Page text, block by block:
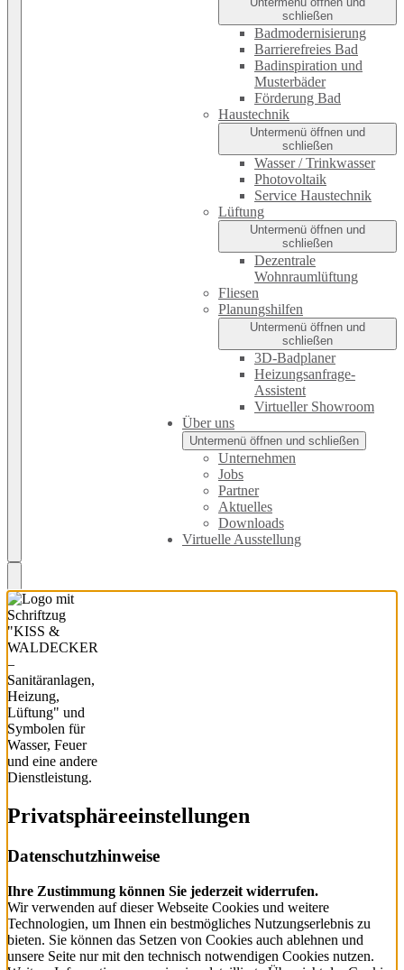
schließen
Badmodernisierung
Barrierefreies Bad
Badinspiration und
Musterbäder
Förderung Bad
Haustechnik
Untermenü öffnen und
schließen
Wasser / Trinkwasser
Photovoltaik
Service Haustechnik
Lüftung
Untermenü öffnen und
schließen
Dezentrale
Wohnraumlüftung
Fliesen
Planungshilfen
Untermenü öffnen und
schließen
3D-Badplaner
Heizungsanfrage-
Assistent
Virtueller Showroom
Über uns
Untermenü öffnen und schließen
Unternehmen
Jobs
Partner
Aktuelles
Downloads
Virtuelle Ausstellung
Privatsphäre­einstellungen
Datenschutzhinweise
Ihre Zustimmung können Sie jederzeit widerrufen.
Wir verwenden auf dieser Webseite Cookies und weitere
Technologien, um Ihnen ein bestmögliches Nutzungserlebnis zu
bieten. Sie können das Setzen von Cookies auch ablehnen und
unsere Seite nur mit den technisch notwendigen Cookies nutzen.